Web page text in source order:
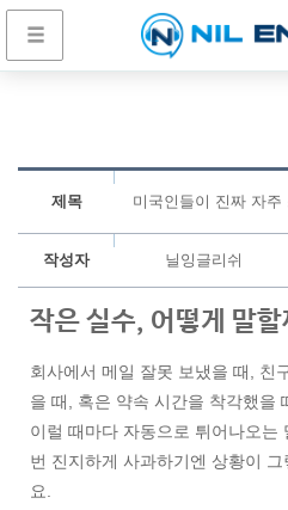
제목 미국인들이 진짜 자
작성자 닐잉글리쉬
작은 실수, 어떻게 말할
회사에서 메일 잘못 보냈을 때, 친
을 때, 혹은 약속 시간을 착각했을
이럴 때마다 자동으로 튀어나오는
번 진지하게 사과하기엔 상황이
요.